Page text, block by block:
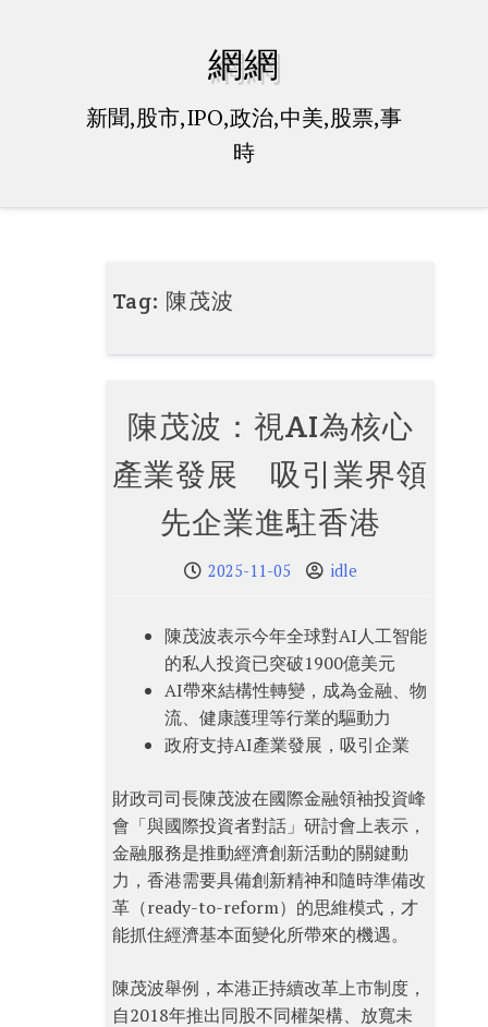
網網
新聞,股市,IPO,政治,中美,股票,事
時
Tag: 陳茂波
陳茂波：視AI為核心
產業發展 吸引業界領
先企業進駐香港
2025-11-05 idle
陳茂波表示今年全球對AI人工智能
的私人投資已突破1900億美元
AI帶來結構性轉變，成為金融、物
流、健康護理等行業的驅動力
政府支持AI產業發展，吸引企業
財政司司長陳茂波在國際金融領袖投資峰
會「與國際投資者對話」研討會上表示，
金融服務是推動經濟創新活動的關鍵動
力，香港需要具備創新精神和隨時準備改
革（ready-to-reform）的思維模式，才
能抓住經濟基本面變化所帶來的機遇。
陳茂波舉例，本港正持續改革上市制度，
自2018年推出同股不同權架構、放寬未